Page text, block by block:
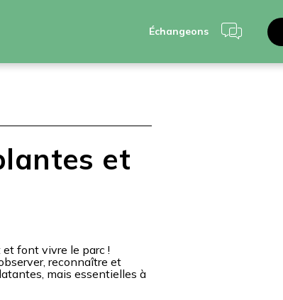
Échangeons
et
font vivre le parc !
reconnaître et
mais essentielles à